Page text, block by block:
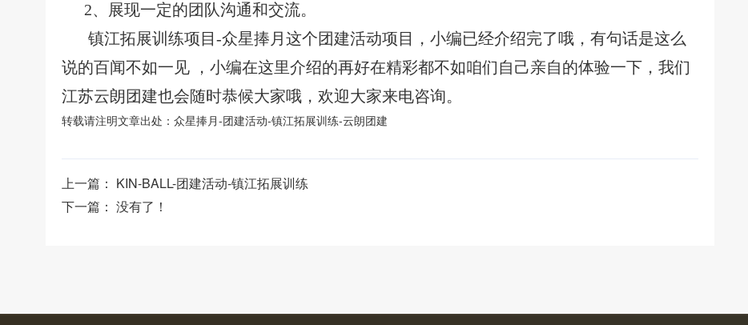
2、展现一定的团队沟通和交流。
镇江拓展训练项目 -众星捧月 这个团建活动项目，小编已经介绍完了哦， 有句话是这么
说的百闻不如一见
，小编在这里介绍的再好在精彩都不如咱们自己亲自的体验一下，我们
江苏云朗团建也会随时恭候大家哦，欢迎大家来电咨询。
转载请注明文章出处： 众星捧月-团建活动-镇江拓展训练-云朗团建
上一篇： KIN-BALL-团建活动-镇江拓展训练
下一篇： 没有了！